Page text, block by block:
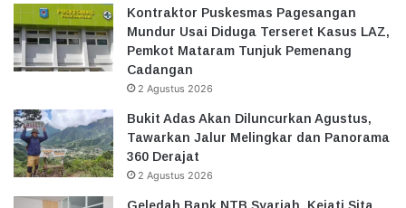
Kontraktor Puskesmas Pagesangan
Mundur Usai Diduga Terseret Kasus LAZ,
Pemkot Mataram Tunjuk Pemenang
Cadangan
2 Agustus 2026
Bukit Adas Akan Diluncurkan Agustus,
Tawarkan Jalur Melingkar dan Panorama
360 Derajat
2 Agustus 2026
Geledah Bank NTB Syariah, Kejati Sita